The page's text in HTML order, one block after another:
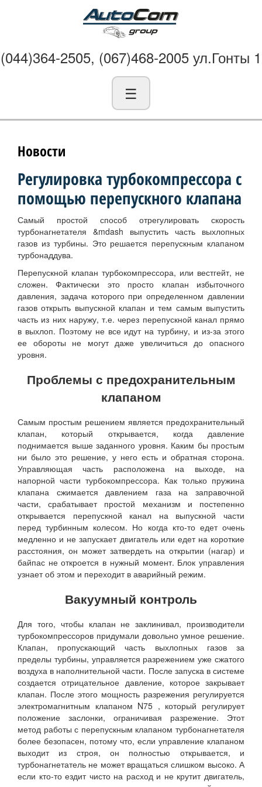
(044)364-2505, (067)468-2005 ул.Гонты 1
☰
Новости
Регулировка турбокомпрессора с
помощью перепускного клапана
Самый простой способ отрегулировать скорость
турбонагнетателя &mdash выпустить часть выхлопных
газов из турбины. Это решается перепускным клапаном
турбонаддува.
Перепускной клапан турбокомпрессора, или вестгейт, не
сложен. Фактически это просто клапан избыточного
давления, задача которого при определенном давлении
газов открыть выпускной клапан и тем самым выпустить
часть из них наружу, т.е. через перепускной канал прямо
в выхлоп. Поэтому не все идут на турбину, и из-за этого
ее обороты не могут даже увеличиться до опасного
уровня.
Проблемы с предохранительным
клапаном
Самым простым решением является предохранительный
клапан, который открывается, когда давление
поднимается выше заданного уровня. Каким бы простым
ни было это решение, у него есть и обратная сторона.
Управляющая часть расположена на выходе, на
напорной части турбокомпрессора. Как только пружина
клапана сжимается давлением газа на заправочной
части, срабатывает простой механизм и постепенно
открывается перепускной канал на выпускной части
перед турбинным колесом. Но когда кто-то едет очень
медленно и не запускает двигатель или едет на короткие
расстояния, он может затвердеть на открытии (нагар) и
байпас не откроется в нужный момент. Блок управления
узнает об этом и переходит в аварийный режим.
Вакуумный контроль
Для того, чтобы клапан не заклинивал, производители
турбокомпрессоров придумали довольно умное решение.
Клапан, пропускающий часть выхлопных газов за
пределы турбины, управляется разрежением уже сжатого
воздуха в наполнительной части. После запуска в системе
создается отрицательное давление, которое закрывает
клапан. После этого мощность разрежения регулируется
электромагнитным клапаном N75 , который регулирует
положение заслонки, ограничивая разрежение. Этот
метод работы с перепускным клапаном турбонагнетателя
более безопасен, потому что, если управление клапаном
выходит из строя, он полностью открывается, и
турбонагнетатель не может вращаться слишком высоко. А
если кто-то ездит чисто на расход и не крутит двигатель,